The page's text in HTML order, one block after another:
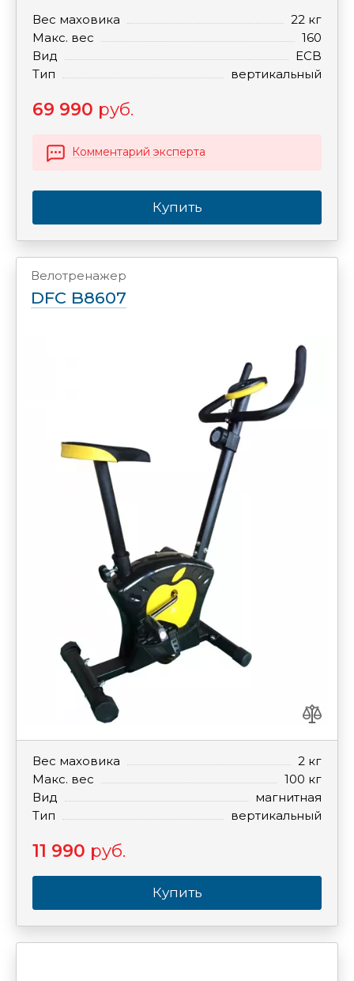
Вес маховика
22 кг
Макс. вес
160
Вид
ECB
Тип
вертикальный
69 990 руб.
Комментарий эксперта
Купить
Велотренажер
DFC B8607
Вес маховика
2 кг
Макс. вес
100 кг
Вид
магнитная
Тип
вертикальный
11 990 руб.
Купить